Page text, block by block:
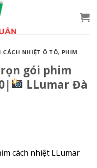
CÁCH NHIỆT Ô TÔ, PHIM
gói phim
LLumar Đà
cách nhiệt LLumar